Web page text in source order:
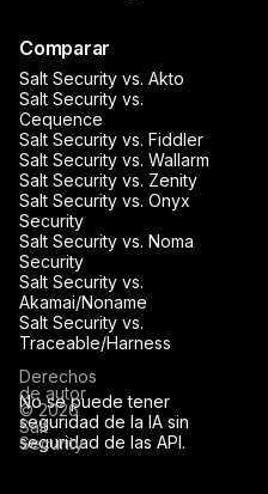
No se puede tener
seguridad de la IA sin
seguridad de las API.
Comparar
Salt Security vs. Akto
Salt Security vs.
Cequence
Salt Security vs. Fiddler
Salt Security vs. Wallarm
Salt Security vs. Zenity
Salt Security vs. Onyx
Security
Salt Security vs. Noma
Security
Salt Security vs.
Akamai/Noname
Salt Security vs.
Traceable/Harness
Derechos
de autor
© 2026
Salt
Security